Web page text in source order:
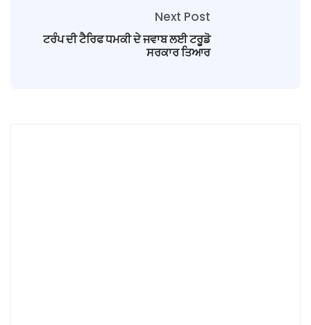
Next Post
ਟਰੰਪ ਦੀ ਟੈਰਿਫ ਧਮਕੀ ਦੇ ਜਵਾਬ ਲਈ ਟਰੂਡੋ
ਸਰਕਾਰ ਤਿਆਰ